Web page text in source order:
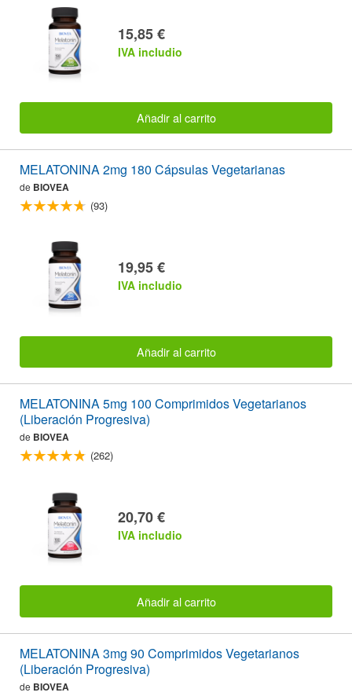
15,85 €
IVA includio
Añadir al carrito
MELATONINA 2mg 180 Cápsulas Vegetarianas
de BIOVEA
(93)
19,95 €
IVA includio
Añadir al carrito
MELATONINA 5mg 100 Comprimidos Vegetarianos
(Liberación Progresiva)
de BIOVEA
(262)
20,70 €
IVA includio
Añadir al carrito
MELATONINA 3mg 90 Comprimidos Vegetarianos
(Liberación Progresiva)
de BIOVEA